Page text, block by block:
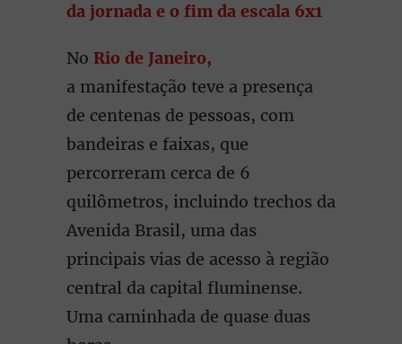
da jornada e o fim da escala 6x1
No Rio de Janeiro,
a manifestação teve a presença
de centenas de pessoas, com
bandeiras e faixas, que
percorreram cerca de 6
quilômetros, incluindo trechos da
Avenida Brasil, uma das
principais vias de acesso à região
central da capital fluminense.
Uma caminhada de quase duas